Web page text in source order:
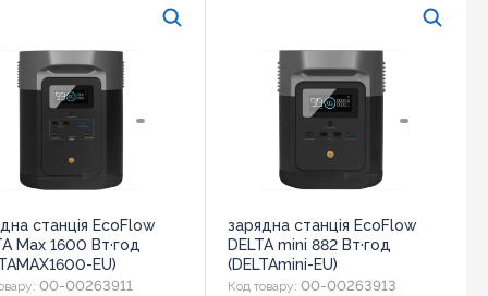
станція EcoFlow
Max 1600 Вт·год
EU)
00-00263911
зарядна станція EcoFlow
DELTA mini 882 Вт·год
(DELTAmini-EU)
Код товару: 00-00263913